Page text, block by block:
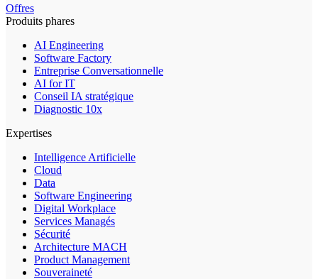
Offres
Produits phares
AI Engineering
Software Factory
Entreprise Conversationnelle
AI for IT
Conseil IA stratégique
Diagnostic 10x
Expertises
Intelligence Artificielle
Cloud
Data
Software Engineering
Digital Workplace
Services Managés
Sécurité
Architecture MACH
Product Management
Souveraineté